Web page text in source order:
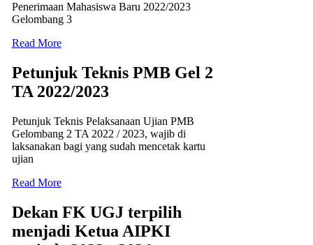
Penerimaan Mahasiswa Baru 2022/2023
Gelombang 3
Read More
Petunjuk Teknis PMB Gel 2
TA 2022/2023
Petunjuk Teknis Pelaksanaan Ujian PMB
Gelombang 2 TA 2022 / 2023, wajib di
laksanakan bagi yang sudah mencetak kartu
ujian
Read More
Dekan FK UGJ terpilih
menjadi Ketua AIPKI